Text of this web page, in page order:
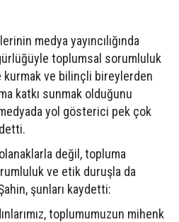
medya yayıncılığında
toplumsal sorumluluk
kurmak ve bilinçli bireylerden
katkı sunmak olduğunu
yol gösterici pek çok
değil, topluma
ve etik duruşla da
şunları kaydetti:
toplumumuzun mihenk